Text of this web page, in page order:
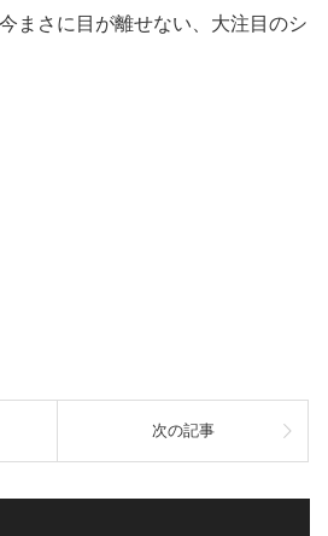
まさに目が離せない、大注目のシ
次の記事